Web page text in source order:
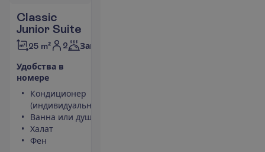
Classic
Junior Suite
25 m² 2 Завтраки
Удобства в
номере
Кондиционер
(индивидуальный)
Ванна или душ
Халат
Фен